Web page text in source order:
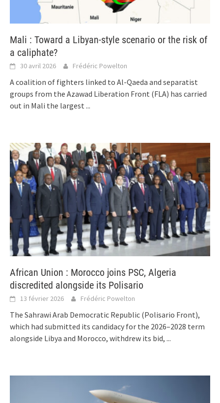
Mali : Toward a Libyan-style scenario or the risk of
a caliphate?
30 avril 2026 Frédéric Powelton
A coalition of fighters linked to Al-Qaeda and separatist
groups from the Azawad Liberation Front (FLA) has carried
out in Mali the largest ...
African Union : Morocco joins PSC, Algeria
discredited alongside its Polisario
13 février 2026 Frédéric Powelton
The Sahrawi Arab Democratic Republic (Polisario Front),
which had submitted its candidacy for the 2026–2028 term
alongside Libya and Morocco, withdrew its bid, ...